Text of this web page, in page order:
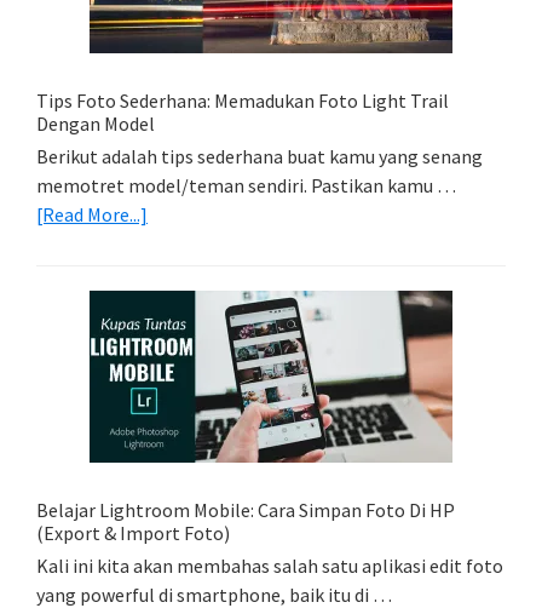
Kamera
Kamu
Tips Foto Sederhana: Memadukan Foto Light Trail
Dengan Model
Berikut adalah tips sederhana buat kamu yang senang
memotret model/teman sendiri. Pastikan kamu …
[Read More...]
Sederhana:
Memadukan
Foto
Light
Trail
Dengan
Belajar Lightroom Mobile: Cara Simpan Foto Di HP
(Export & Import Foto)
Kali ini kita akan membahas salah satu aplikasi edit foto
yang powerful di smartphone, baik itu di …